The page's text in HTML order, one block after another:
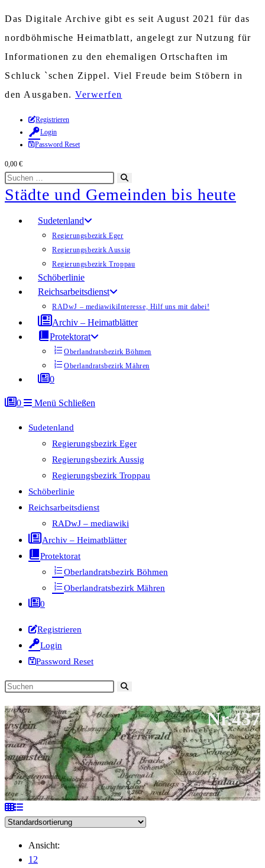
Das Digitale Archive gibt es seit August 2021 für das
nordböhmische Heimatblatt, angelegt zur Nutzung für
Informationen zu den ehemaligen Ortschaften im
Schluck `schen Zippel. Viel Freude beim Stöbern in
den Ausgaben. Verwerfen
Zum
Inhalt
springen
Registrieren
Login
Password Reset
0,00 €
Diese
Website
durchsuchen
starten
Städte und Gemeinden bis heute
Sudetenland
Regierungsbezirk Eger
Regierungsbezirk Aussig
Regierungsbezirk Troppau
Schöberlinie
Reichsarbeitsdienst
RADwJ – mediawikiInteresse, Hilf uns mit dabei!
Archiv – Heimatblätter
Protektorat
Oberlandratsbezirk Böhmen
Oberlandratsbezirk Mähren
0
0 Menü Schließen
Sudetenland
Regierungsbezirk Eger
Regierungsbezirk Aussig
Regierungsbezirk Troppau
Schöberlinie
Reichsarbeitsdienst
RADwJ – mediawiki
Archiv – Heimatblätter
Protektorat
Oberlandratsbezirk Böhmen
Oberlandratsbezirk Mähren
0
Registrieren
Login
Password Reset
Diese
durchsuchen
Nr.437
Ansicht:
12